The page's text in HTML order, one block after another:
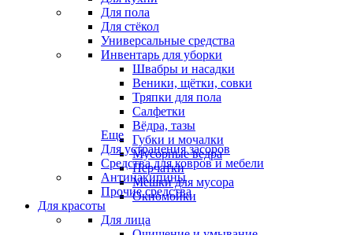
Для пола
Для стёкол
Универсальные средства
Инвентарь для уборки
Швабры и насадки
Веники, щётки, совки
Тряпки для пола
Салфетки
Вёдра, тазы
Губки и мочалки
Мусорные ведра
Перчатки
Мешки для мусора
Окномойки
Еще
Для устранения засоров
Средства для ковров и мебели
Антинакипины
Прочие средства
Для красоты
Для лица